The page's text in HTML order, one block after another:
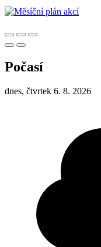
Počasí
dnes, čtvrtek 6. 8. 2026